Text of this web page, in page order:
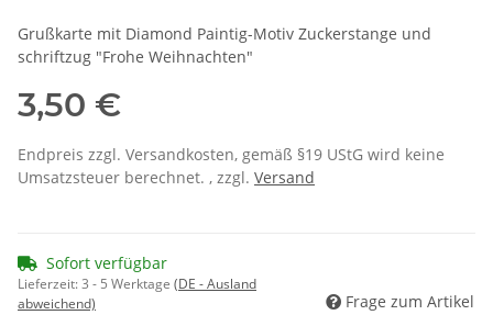
Grußkarte mit Diamond Paintig-Motiv Zuckerstange und
schriftzug "Frohe Weihnachten"
3,50 €
Endpreis zzgl. Versandkosten, gemäß §19 UStG wird keine
Umsatzsteuer berechnet. , zzgl. Versand
Sofort verfügbar
Lieferzeit:3 - 5 Werktage (DE - Ausland
abweichend)
Frage zum Artikel